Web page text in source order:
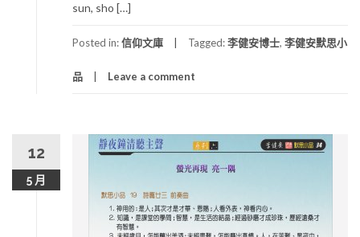
sun, sho […]
Posted in:信仰文庫 Tagged:李健安博士, 李健安默思小
品 Leave a comment
12
5 月